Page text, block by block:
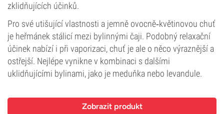
zklidňujících účinků.
Pro své utišující vlastnosti a jemně ovocně‑květinovou chuť
je heřmánek stálicí mezi bylinnými čaji. Podobný relaxační
účinek nabízí i při vaporizaci, chuť je ale o něco výraznější a
ostřejší. Nejlépe vynikne v kombinaci s dalšími
uklidňujícími bylinami, jako je meduňka nebo levandule.
Zobrazit produkt